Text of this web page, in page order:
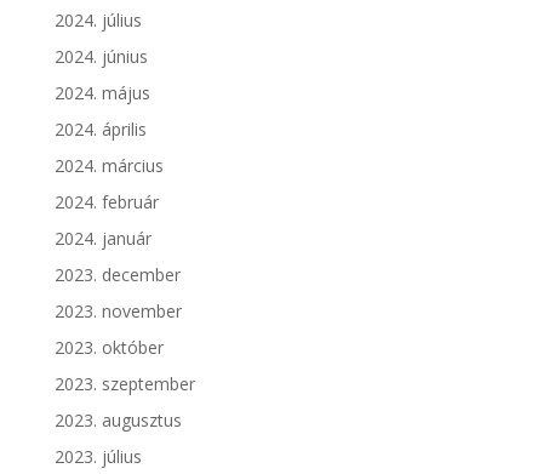
2024. július
2024. június
2024. május
2024. április
2024. március
2024. február
2024. január
2023. december
2023. november
2023. október
2023. szeptember
2023. augusztus
2023. július